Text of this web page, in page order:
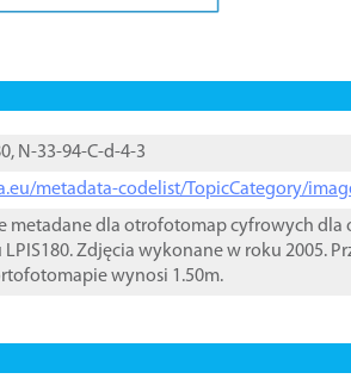
N-33-94-C-d-4-3
metadata-codelist/TopicCategory/
metadane dla otrofotomap cyfrowych dla
Zdjęcia wykonane w roku 2005.
wynosi 1.50m.